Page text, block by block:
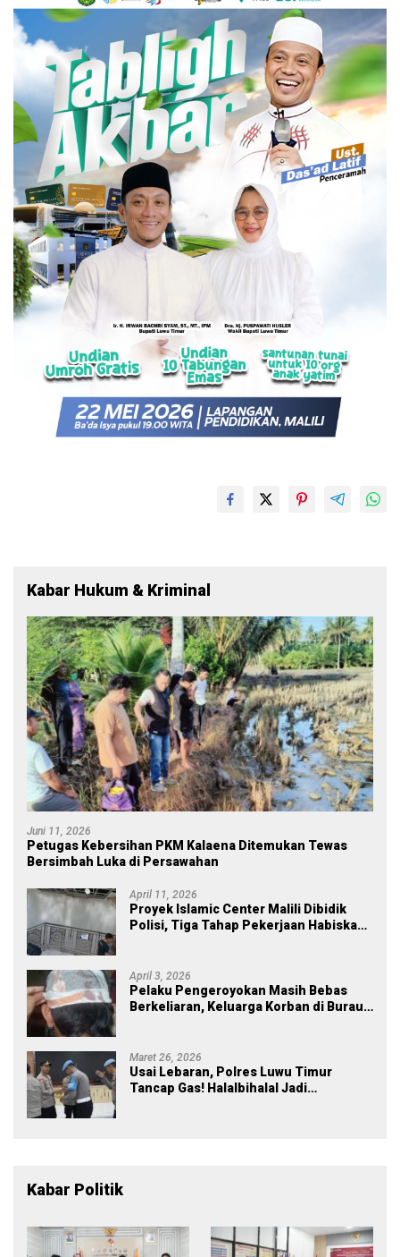
Kabar Hukum & Kriminal
Juni 11, 2026
Petugas Kebersihan PKM Kalaena Ditemukan Tewas
Bersimbah Luka di Persawahan
April 11, 2026
Proyek Islamic Center Malili Dibidik
Polisi, Tiga Tahap Pekerjaan Habiskan
April 3, 2026
Pelaku Pengeroyokan Masih Bebas
Berkeliaran, Keluarga Korban di Burau
Maret 26, 2026
Usai Lebaran, Polres Luwu Timur
Tancap Gas! Halalbihalal Jadi
Kabar Politik